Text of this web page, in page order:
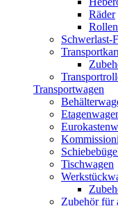
Räder
Rollen
Schwerlast-
Transportwagen
Tischwagen
Zubehör für